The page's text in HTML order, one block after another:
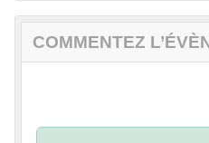
COMMENTEZ